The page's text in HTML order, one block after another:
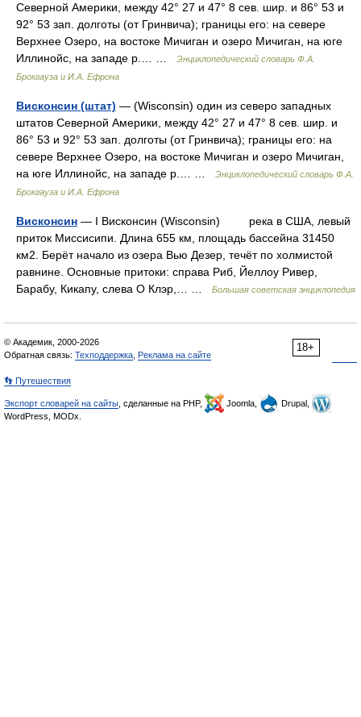
Северной Америки, между 42° 27 и 47° 8 сев. шир. и 86° 53 и
92° 53 зап. долготы (от Гринвича); границы его: на севере
Верхнее Озеро, на востоке Мичиган и озеро Мичиган, на юге
Иллинойс, на западе р.… …
Энциклопедический словарь Ф.А.
Брокгауза и И.А. Ефрона
Висконсин (штат) — (Wisconsin) один из северо западных
штатов Северной Америки, между 42° 27 и 47° 8 сев. шир. и
86° 53 и 92° 53 зап. долготы (от Гринвича); границы его: на
севере Верхнее Озеро, на востоке Мичиган и озеро Мичиган,
на юге Иллинойс, на западе р.… …
Энциклопедический словарь Ф.А.
Брокгауза и И.А. Ефрона
Висконсин — I Висконсин (Wisconsin) река в США, левый
приток Миссисипи. Длина 655 км, площадь бассейна 31450
км2. Берёт начало из озера Вью Дезер, течёт по холмистой
равнине. Основные притоки: справа Риб, Йеллоу Ривер,
Барабу, Кикапу, слева О Клэр,… …
Большая советская энциклопедия
18+
© Академик, 2000-2026
Обратная связь: Техподдержка Реклама на сайте
👣 Путешествия
Экспорт словарей на сайты , сделанные на PHP, Joomla,
Drupal,
WordPress, MODx.